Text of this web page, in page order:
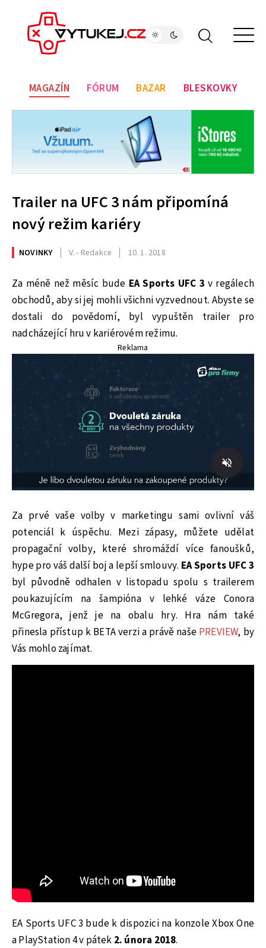
MAGAZÍN FÓRUM BAZAR BLESKOVKY
Trailer na UFC 3 nám připomíná
nový režim kariéry
NOVINKY V. - Redakce 10. 1. 2018
Za méně než měsíc bude EA Sports UFC 3 v regálech
obchodů, aby si jej mohli všichni vyzvednout. Abyste se
dostali do povědomí, byl vypuštěn trailer pro
nadcházející hru v kariérovém režimu.
Reklama
Za prvé vaše volby v marketingu sami ovlivní váš
potenciál k úspěchu. Mezi zápasy, můžete udělat
propagační volby, které shromáždí více fanoušků,
hype pro váš další boj a lepší smlouvy. EA Sports UFC 3
byl původně odhalen v listopadu spolu s trailerem
poukazujícím na šampióna v lehké váze Conora
McGregora, jenž je na obalu hry. Hra nám také
přinesla přístup k BETA verzi a právě naše PREVIEW, by
Vás mohlo zajímat.
EA Sports UFC 3 bude k dispozici na konzole Xbox One
a PlayStation 4 v pátek 2. února 2018.